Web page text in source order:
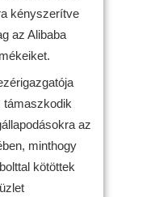
kényszerítve
az Alibaba
támaszkodik
az
minthogy
kötöttek